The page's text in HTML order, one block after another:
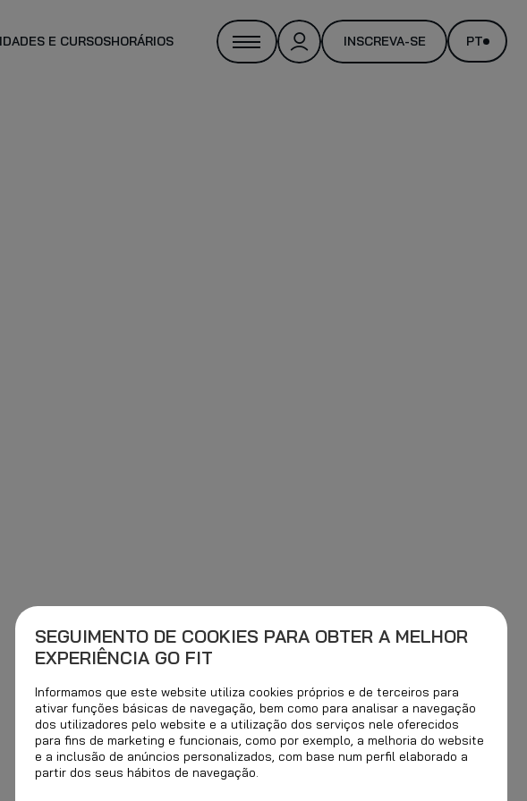
E CURSOSHORÁRIOS INSCREVA-SE PT
SEGUIMENTO DE COOKIES PARA OBTER A MELHOR
EXPERIÊNCIA GO FIT
Informamos que este website utiliza cookies próprios e de terceiros para
ativar funções básicas de navegação, bem como para analisar a navegação
dos utilizadores pelo website e a utilização dos serviços nele oferecidos
para fins de marketing e funcionais, como por exemplo, a melhoria do website
e a inclusão de anúncios personalizados, com base num perfil elaborado a
partir dos seus hábitos de navegação.